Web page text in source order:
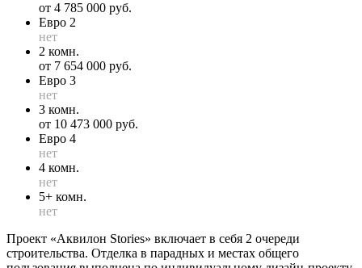
от 4 785 000 руб.
Евро 2
нет
2 комн.
от 7 654 000 руб.
Евро 3
нет
3 комн.
от 10 473 000 руб.
Евро 4
нет
4 комн.
нет
5+ комн.
нет
Проект «Аквилон Stories» включает в себя 2 очереди
строительства. Отделка в парадных и местах общего